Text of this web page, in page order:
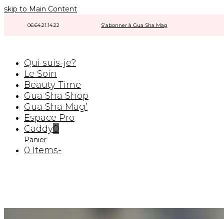
skip to Main Content
06.64.21.14.22 S'abonner à Gua Sha Mag
Qui suis-je?
Le Soin
Beauty Time
Gua Sha Shop
Gua Sha Mag’
Espace Pro
Caddy0
Panier
0 Items-